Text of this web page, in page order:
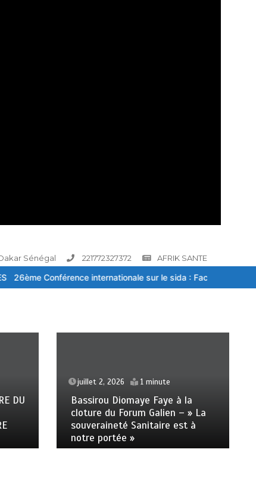
Sénégal 221772327372 AFRIK SANTE
sur le sida : Face à la baisse des financements, la
La
juillet 2, 2026 4 minutes
SENEGAL : BASSIROU DIOMAYE
FAYE A LA CLOTURE DU FORUM
GALIEN – » LA SOUVERAINETE
SANITAIRE EST A NOTRE